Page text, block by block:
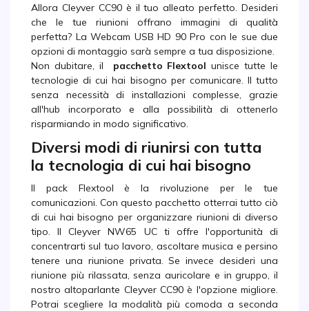
Allora Cleyver CC90 è il tuo alleato perfetto. Desideri
che le tue riunioni offrano immagini di qualità
perfetta? La Webcam USB HD 90 Pro con le sue due
opzioni di montaggio sarà sempre a tua disposizione.
Non dubitare, il pacchetto Flextool unisce tutte le
tecnologie di cui hai bisogno per comunicare. Il tutto
senza necessità di installazioni complesse, grazie
all'hub incorporato e alla possibilità di ottenerlo
risparmiando in modo significativo.
Diversi modi di riunirsi con tutta
la tecnologia di cui hai bisogno
Il pack Flextool è la rivoluzione per le tue
comunicazioni. Con questo pacchetto otterrai tutto ciò
di cui hai bisogno per organizzare riunioni di diverso
tipo. Il Cleyver NW65 UC ti offre l'opportunità di
concentrarti sul tuo lavoro, ascoltare musica e persino
tenere una riunione privata. Se invece desideri una
riunione più rilassata, senza auricolare e in gruppo, il
nostro altoparlante Cleyver CC90 è l'opzione migliore.
Potrai scegliere la modalità più comoda a seconda